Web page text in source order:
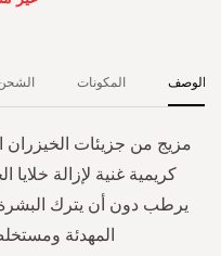
الوصف
مزيج من جزيئات الخيزران
كريمية غنية لإزالة
يرطب دون أن يترك البشرة
المهدئة
المكونات